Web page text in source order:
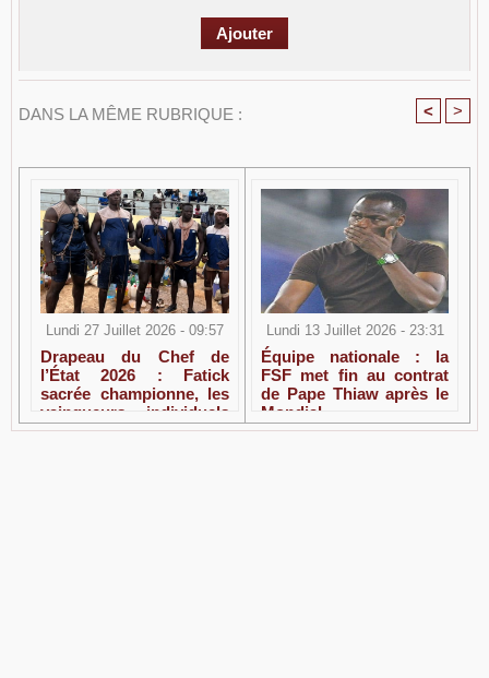
DANS LA MÊME RUBRIQUE : < >
Lundi 27 Juillet 2026 - 09:57
Drapeau du Chef de
l’État 2026 : Fatick
sacrée championne, les
vainqueurs individuels
connus
Lundi 13 Juillet 2026 - 23:31
Équipe nationale : la
FSF met fin au contrat
de Pape Thiaw après le
Mondial